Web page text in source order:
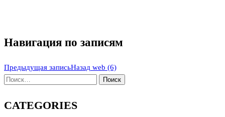
Навигация по записям
Предыдущая записьНазад web (6)
CATEGORIES